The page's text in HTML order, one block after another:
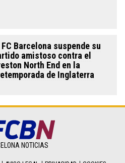
FC Barcelona suspende su
amistoso contra el
North End en la
de Inglaterra
NOTICIAS